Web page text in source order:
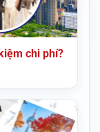
chi phí?